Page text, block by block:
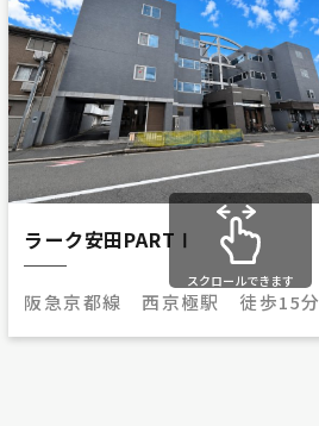
ラーク安田PARTⅠ
阪急京都線 西京極駅 徒歩15分
スクロールできます